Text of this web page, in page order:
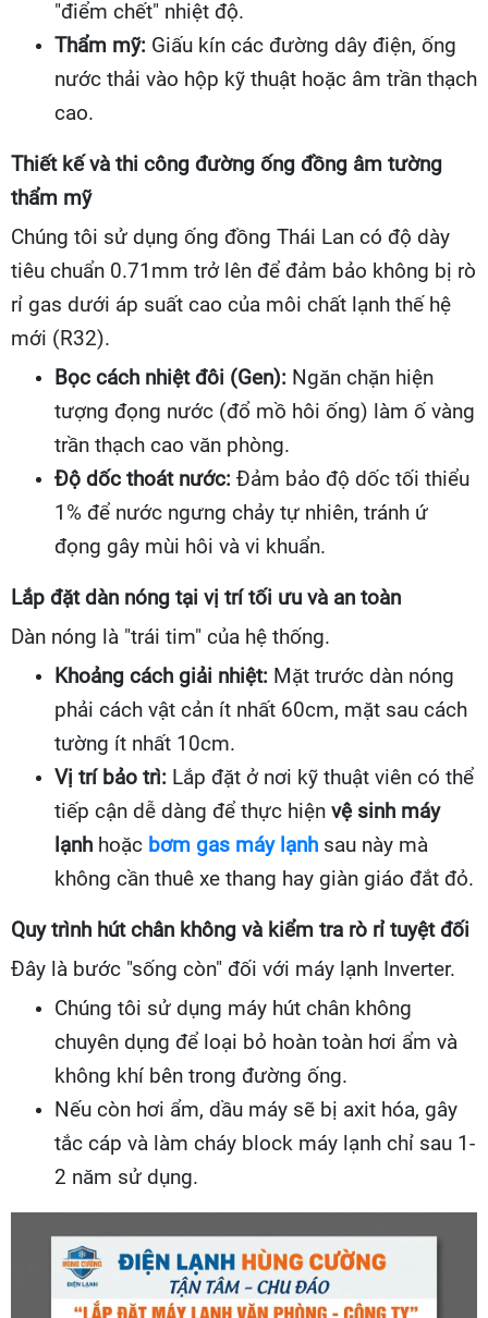
"điểm chết" nhiệt độ.
Thẩm mỹ: Giấu kín các đường dây điện, ống
nước thải vào hộp kỹ thuật hoặc âm trần thạch
cao.
Thiết kế và thi công đường ống đồng âm tường
thẩm mỹ
Chúng tôi sử dụng ống đồng Thái Lan có độ dày
tiêu chuẩn 0.71mm trở lên để đảm bảo không bị rò
rỉ gas dưới áp suất cao của môi chất lạnh thế hệ
mới (R32).
Bọc cách nhiệt đôi (Gen): Ngăn chặn hiện
tượng đọng nước (đổ mồ hôi ống) làm ố vàng
trần thạch cao văn phòng.
Độ dốc thoát nước: Đảm bảo độ dốc tối thiểu
1% để nước ngưng chảy tự nhiên, tránh ứ
đọng gây mùi hôi và vi khuẩn.
Lắp đặt dàn nóng tại vị trí tối ưu và an toàn
Dàn nóng là "trái tim" của hệ thống.
Khoảng cách giải nhiệt: Mặt trước dàn nóng
phải cách vật cản ít nhất 60cm, mặt sau cách
tường ít nhất 10cm.
Vị trí bảo trì: Lắp đặt ở nơi kỹ thuật viên có thể
tiếp cận dễ dàng để thực hiện vệ sinh máy
lạnh hoặc bơm gas máy lạnh sau này mà
không cần thuê xe thang hay giàn giáo đắt đỏ.
Quy trình hút chân không và kiểm tra rò rỉ tuyệt đối
Đây là bước "sống còn" đối với máy lạnh Inverter.
Chúng tôi sử dụng máy hút chân không
chuyên dụng để loại bỏ hoàn toàn hơi ẩm và
không khí bên trong đường ống.
Nếu còn hơi ẩm, dầu máy sẽ bị axit hóa, gây
tắc cáp và làm cháy block máy lạnh chỉ sau 1-
2 năm sử dụng.